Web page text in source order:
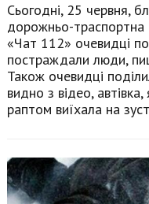
Сьогодні, 25 червня,
дорожньо-траспортна
«Чат 112» очевидці
постраждали люди,
Також очевидці
видно з відео,
раптом виїхала на